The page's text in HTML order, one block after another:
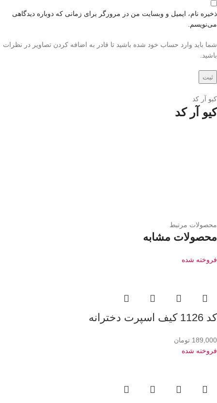
ذخیره نام، ایمیل و وبسایت من در مرورگر برای زمانی که دوباره دیدگاهی
می‌نویسم.
شما باید وارد حساب خود شده باشید تا قادر به اضافه کردن تصاویر در نظرات
باشید.
کیو آر کد
کیو آر کد
محصولات مرتبط
محصولات مشابه
فروخته شده
کد 1126 کیف اسپرت دخترانه
189,000 تومان
فروخته شده